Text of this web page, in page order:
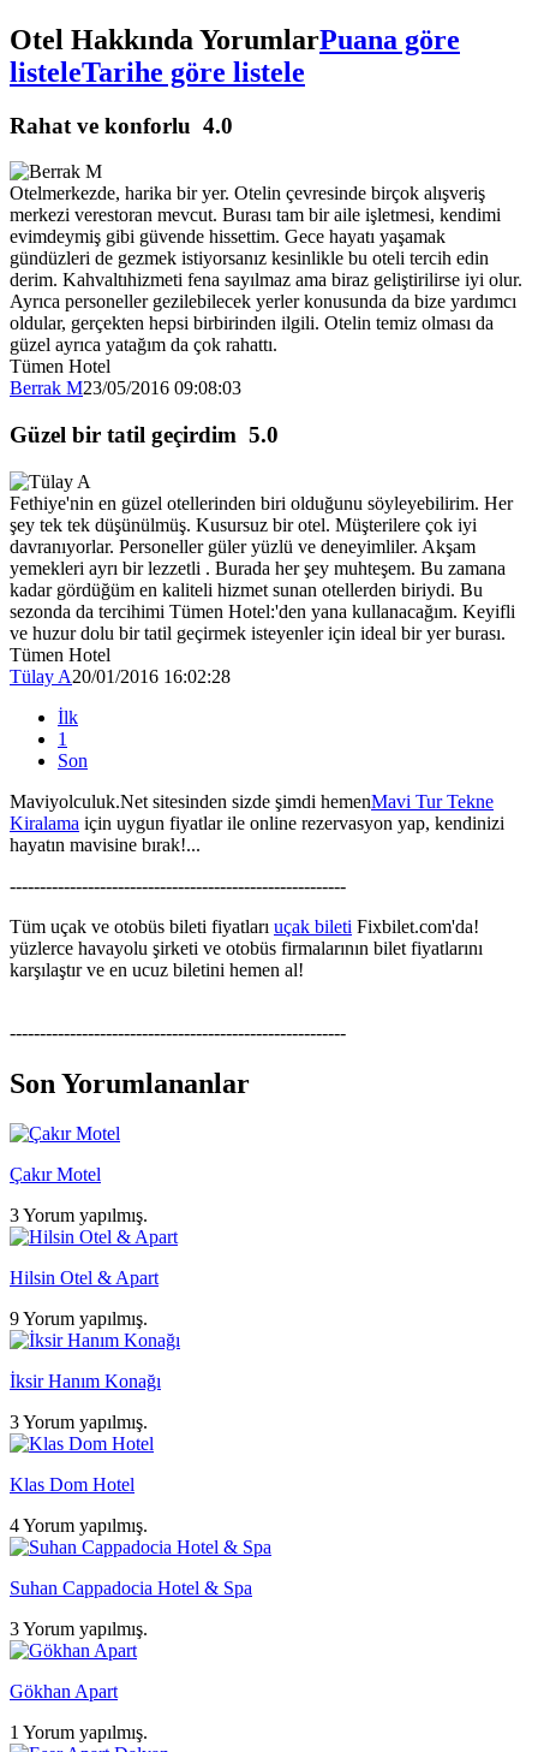
Otel Hakkında YorumlarPuana göre
listeleTarihe göre listele
Rahat ve konforlu 4.0
Otelmerkezde, harika bir yer. Otelin çevresinde birçok alışveriş
merkezi verestoran mevcut. Burası tam bir aile işletmesi, kendimi
evimdeymiş gibi güvende hissettim. Gece hayatı yaşamak
gündüzleri de gezmek istiyorsanız kesinlikle bu oteli tercih edin
derim. Kahvaltıhizmeti fena sayılmaz ama biraz geliştirilirse iyi olur.
Ayrıca personeller gezilebilecek yerler konusunda da bize yardımcı
oldular, gerçekten hepsi birbirinden ilgili. Otelin temiz olması da
güzel ayrıca yatağım da çok rahattı.
Tümen Hotel
Berrak M23/05/2016 09:08:03
Güzel bir tatil geçirdim 5.0
Fethiye'nin en güzel otellerinden biri olduğunu söyleyebilirim. Her
şey tek tek düşünülmüş. Kusursuz bir otel. Müşterilere çok iyi
davranıyorlar. Personeller güler yüzlü ve deneyimliler. Akşam
yemekleri ayrı bir lezzetli . Burada her şey muhteşem. Bu zamana
kadar gördüğüm en kaliteli hizmet sunan otellerden biriydi. Bu
sezonda da tercihimi Tümen Hotel:'den yana kullanacağım. Keyifli
ve huzur dolu bir tatil geçirmek isteyenler için ideal bir yer burası.
Tümen Hotel
Tülay A20/01/2016 16:02:28
İlk
1
Son
Maviyolculuk.Net sitesinden sizde şimdi hemenMavi Tur Tekne
Kiralama için uygun fiyatlar ile online rezervasyon yap, kendinizi
hayatın mavisine bırak!...
--------------------------------------------------------
Tüm uçak ve otobüs bileti fiyatları uçak bileti Fixbilet.com'da!
yüzlerce havayolu şirketi ve otobüs firmalarının bilet fiyatlarını
karşılaştır ve en ucuz biletini hemen al!
--------------------------------------------------------
Son Yorumlananlar
Çakır Motel
3 Yorum yapılmış.
Hilsin Otel & Apart
9 Yorum yapılmış.
İksir Hanım Konağı
3 Yorum yapılmış.
Klas Dom Hotel
4 Yorum yapılmış.
Suhan Cappadocia Hotel & Spa
3 Yorum yapılmış.
Gökhan Apart
1 Yorum yapılmış.